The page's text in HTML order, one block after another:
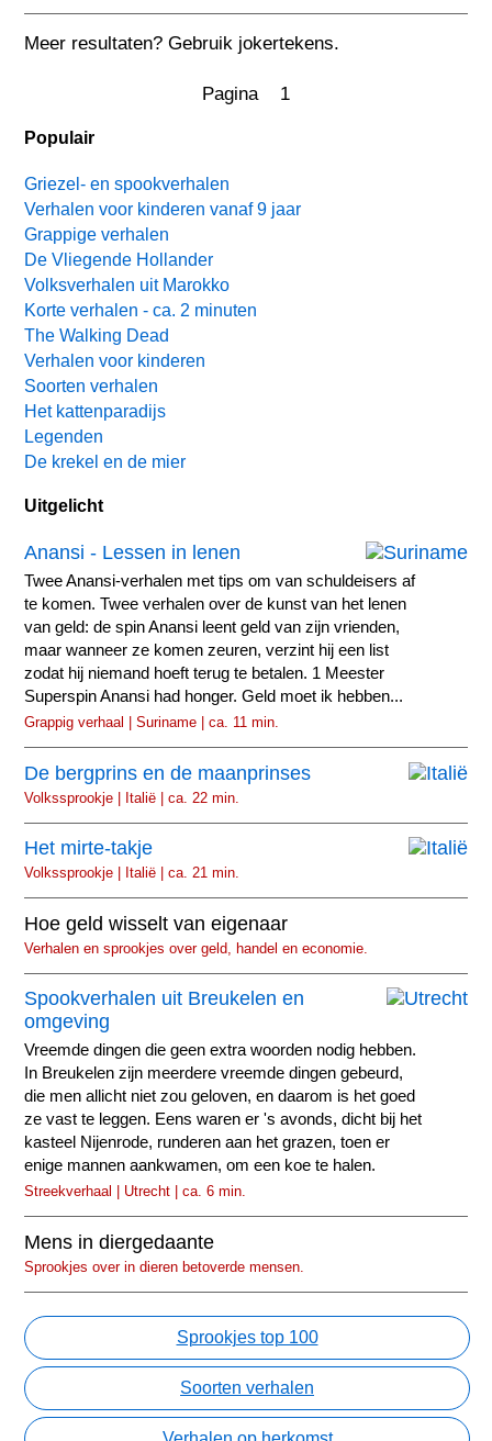
Meer resultaten? Gebruik jokertekens.
Pagina 1
Populair
Griezel- en spookverhalen
Verhalen voor kinderen vanaf 9 jaar
Grappige verhalen
De Vliegende Hollander
Volksverhalen uit Marokko
Korte verhalen - ca. 2 minuten
The Walking Dead
Verhalen voor kinderen
Soorten verhalen
Het kattenparadijs
Legenden
De krekel en de mier
Uitgelicht
Anansi - Lessen in lenen
Twee Anansi-verhalen met tips om van schuldeisers af
te komen. Twee verhalen over de kunst van het lenen
van geld: de spin Anansi leent geld van zijn vrienden,
maar wanneer ze komen zeuren, verzint hij een list
zodat hij niemand hoeft terug te betalen. 1 Meester
Superspin Anansi had honger. Geld moet ik hebben...
Grappig verhaal | Suriname | ca. 11 min.
De bergprins en de maanprinses
Volkssprookje | Italië | ca. 22 min.
Het mirte-takje
Volkssprookje | Italië | ca. 21 min.
Hoe geld wisselt van eigenaar
Verhalen en sprookjes over geld, handel en economie.
Spookverhalen uit Breukelen en
omgeving
Vreemde dingen die geen extra woorden nodig hebben.
In Breukelen zijn meerdere vreemde dingen gebeurd,
die men allicht niet zou geloven, en daarom is het goed
ze vast te leggen. Eens waren er 's avonds, dicht bij het
kasteel Nijenrode, runderen aan het grazen, toen er
enige mannen aankwamen, om een koe te halen.
Streekverhaal | Utrecht | ca. 6 min.
Mens in diergedaante
Sprookjes over in dieren betoverde mensen.
Sprookjes top 100
Soorten verhalen